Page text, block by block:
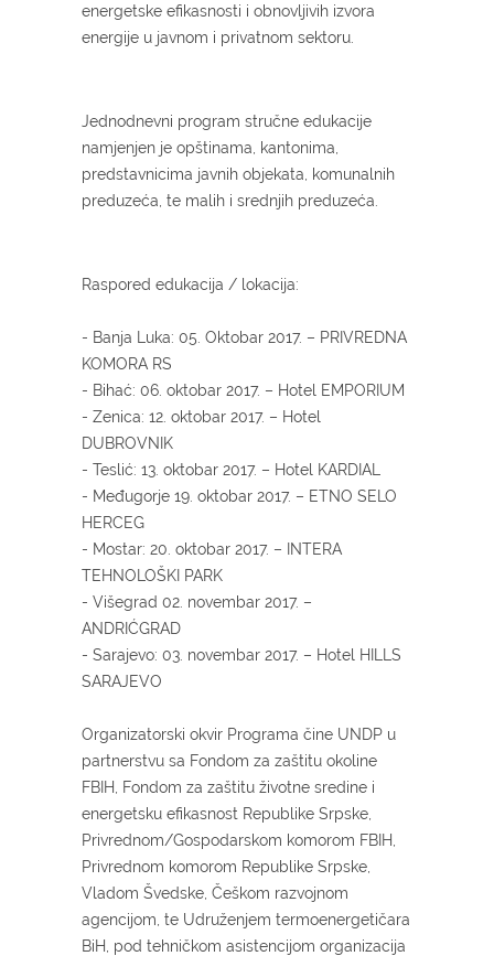
energetske efikasnosti i obnovljivih izvora
energije u javnom i privatnom sektoru.
Jednodnevni program stručne edukacije
namjenjen je opštinama, kantonima,
predstavnicima javnih objekata, komunalnih
preduzeća, te malih i srednjih preduzeća.
Raspored edukacija / lokacija:
- Banja Luka: 05. Oktobar 2017. – PRIVREDNA
KOMORA RS
- Bihać: 06. oktobar 2017. – Hotel EMPORIUM
- Zenica: 12. oktobar 2017. – Hotel
DUBROVNIK
- Teslić: 13. oktobar 2017. – Hotel KARDIAL
- Međugorje 19. oktobar 2017. – ETNO SELO
HERCEG
- Mostar: 20. oktobar 2017. – INTERA
TEHNOLOŠKI PARK
- Višegrad 02. novembar 2017. –
ANDRIĆGRAD
- Sarajevo: 03. novembar 2017. – Hotel HILLS
SARAJEVO
Organizatorski okvir Programa čine UNDP u
partnerstvu sa Fondom za zaštitu okoline
FBIH, Fondom za zaštitu životne sredine i
energetsku efikasnost Republike Srpske,
Privrednom/Gospodarskom komorom FBIH,
Privrednom komorom Republike Srpske,
Vladom Švedske, Češkom razvojnom
agencijom, te Udruženjem termoenergetičara
BiH, pod tehničkom asistencijom organizacija